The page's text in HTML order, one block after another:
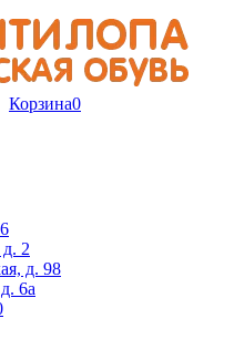
Корзина0
2
д. 98
6а